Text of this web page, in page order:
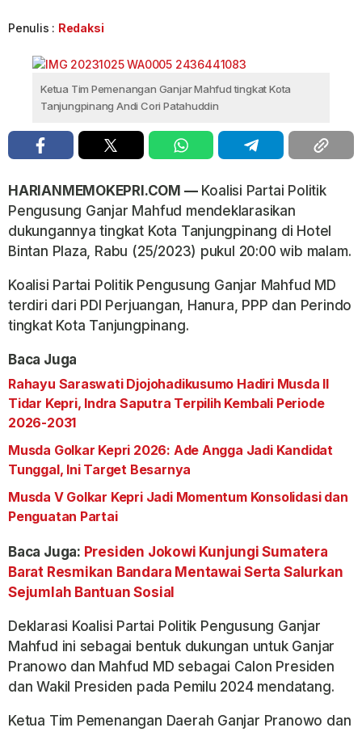
Penulis : Redaksi
Ketua Tim Pemenangan Ganjar Mahfud tingkat Kota
Tanjungpinang Andi Cori Patahuddin
HARIANMEMOKEPRI.COM —Koalisi Partai Politik
Pengusung Ganjar Mahfud mendeklarasikan
dukungannya tingkat Kota Tanjungpinang di Hotel
Bintan Plaza, Rabu (25/2023) pukul 20:00 wib malam.
Koalisi Partai Politik Pengusung Ganjar Mahfud MD
terdiri dari PDI Perjuangan, Hanura, PPP dan Perindo
tingkat Kota Tanjungpinang.
Baca Juga
Rahayu Saraswati Djojohadikusumo Hadiri Musda II
Tidar Kepri, Indra Saputra Terpilih Kembali Periode
2026-2031
Musda Golkar Kepri 2026: Ade Angga Jadi Kandidat
Tunggal, Ini Target Besarnya
Musda V Golkar Kepri Jadi Momentum Konsolidasi dan
Penguatan Partai
Baca Juga: Presiden Jokowi Kunjungi Sumatera
Barat Resmikan Bandara Mentawai Serta Salurkan
Sejumlah Bantuan Sosial
Deklarasi Koalisi Partai Politik Pengusung Ganjar
Mahfud ini sebagai bentuk dukungan untuk Ganjar
Pranowo dan Mahfud MD sebagai Calon Presiden
dan Wakil Presiden pada Pemilu 2024 mendatang.
Ketua Tim Pemenangan Daerah Ganjar Pranowo dan